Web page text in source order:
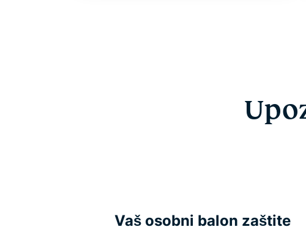
Vaš osobni balon zaštite